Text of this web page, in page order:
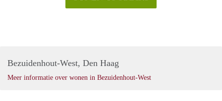
Bezuidenhout-West, Den Haag
Meer informatie over wonen in Bezuidenhout-West